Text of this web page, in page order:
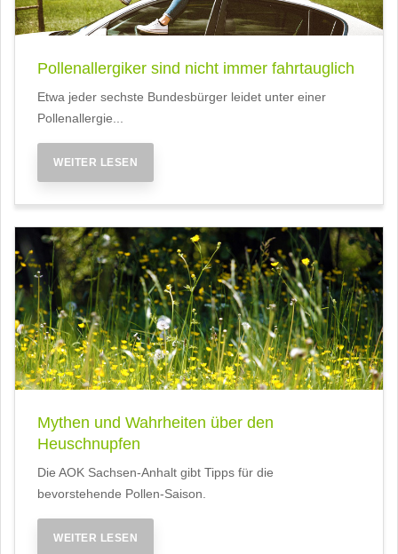
Pollenallergiker sind nicht immer fahrtauglich
Etwa jeder sechste Bundesbürger leidet unter einer
Pollenallergie...
WEITER LESEN
Mythen und Wahrheiten über den
Heuschnupfen
Die AOK Sachsen-Anhalt gibt Tipps für die
bevorstehende Pollen-Saison.
WEITER LESEN